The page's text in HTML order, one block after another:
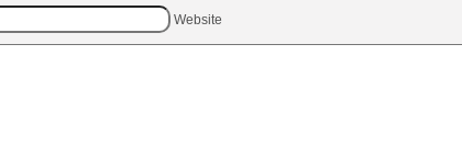
Website